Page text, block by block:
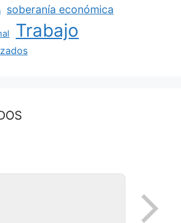
soberanía económica
Trabajo